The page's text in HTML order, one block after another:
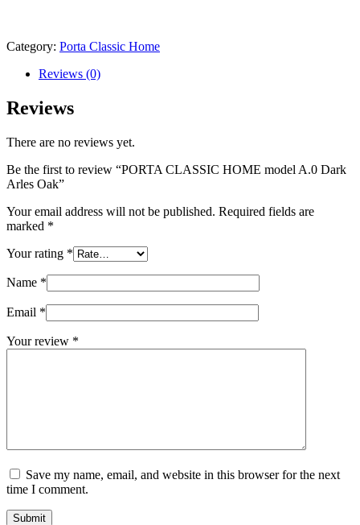
Category: Porta Classic Home
Reviews (0)
Reviews
There are no reviews yet.
Be the first to review “PORTA CLASSIC HOME model A.0 Dark
Arles Oak”
Your email address will not be published. Required fields are
marked *
Your rating *
Name *
Email *
Your review *
Save my name, email, and website in this browser for the next
time I comment.
Submit